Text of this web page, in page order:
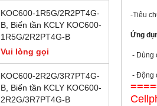
KOC600-1R5G/2R2PT4G-
B, Biến tần KCLY KOC600-
1R5G/2R2PT4G-B
Vui lòng gọi
KOC600-2R2G/3R7PT4G-
B, Biến tần KCLY KOC600-
2R2G/3R7PT4G-B
-Tiêu
Ứng
- Dùng
- Động